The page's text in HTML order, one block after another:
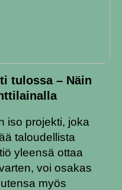
tulossa – Näin
iso projekti, joka
taloudellista
yleensä ottaa
voi osakas
myös